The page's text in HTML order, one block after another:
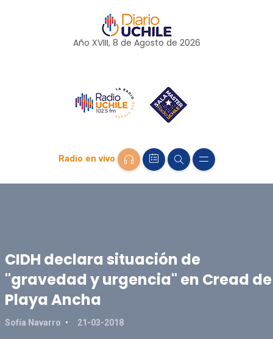
Año XVIII, 8 de Agosto de 2026
Radio en vivo
CIDH declara situación de
"gravedad y urgencia" en Cread de
Playa Ancha
Sofía Navarro 21-03-2018